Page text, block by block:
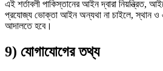
এই শর্তাবলী পাকিস্তানের আইন দ্বারা নিয়ন্ত্রিত,
প্রযোজ্য ভোক্তা আইন অন্যথা না চাইলে, স্থান ও
আদালতে হবে।
9) যোগাযোগের তথ্য